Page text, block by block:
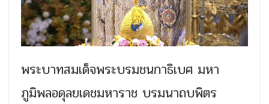
พระบาทสมเด็จพระบรมชนกาธิเบศ มหา
ภูมิพลอดุลยเดชมหาราช บรมนาถบพิตร